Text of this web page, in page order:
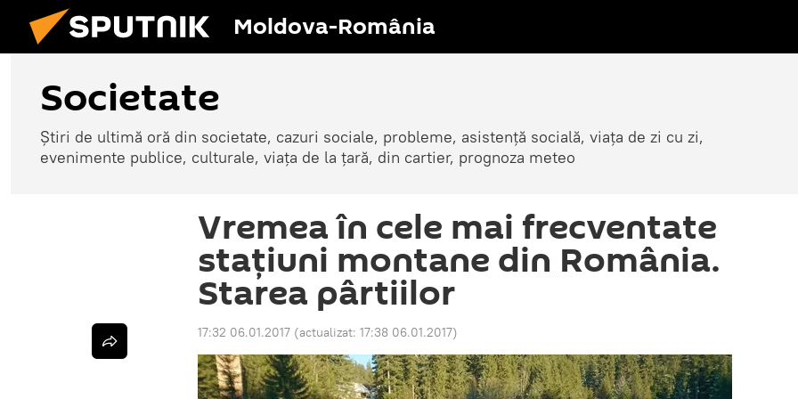
Moldova-România
Societate
Știri de ultimă oră din societate, cazuri sociale, probleme, asistență socială, viața de zi cu zi,
evenimente publice, culturale, viața de la țară, din cartier, prognoza meteo
Vremea în cele mai frecventate
staţiuni montane din România.
Starea pârtiilor
17:32 06.01.2017 (actualizat: 17:38 06.01.2017)